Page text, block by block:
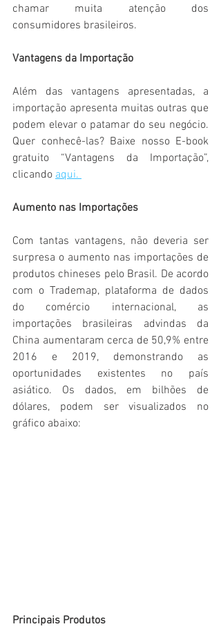
chamar muita atenção dos
consumidores brasileiros.
Vantagens da Importação
Além das vantagens apresentadas, a
importação apresenta muitas outras que
podem elevar o patamar do seu negócio.
Quer conhecê-las? Baixe nosso E-book
gratuito “Vantagens da Importação”,
clicando aqui.
Aumento nas Importações
Com tantas vantagens, não deveria ser
surpresa o aumento nas importações de
produtos chineses pelo Brasil. De acordo
com o Trademap, plataforma de dados
do comércio internacional, as
importações brasileiras advindas da
China aumentaram cerca de 50,9% entre
2016 e 2019, demonstrando as
oportunidades existentes no país
asiático. Os dados, em bilhões de
dólares, podem ser visualizados no
gráfico abaixo:
Principais Produtos